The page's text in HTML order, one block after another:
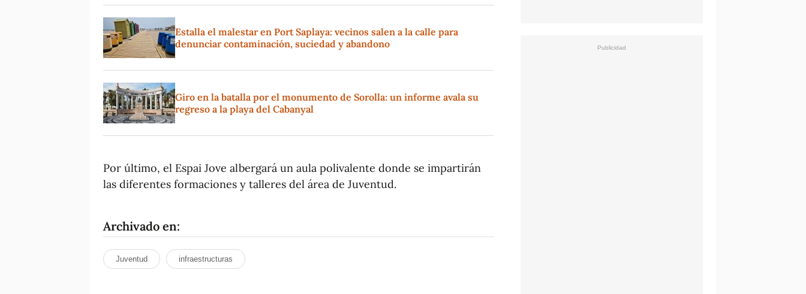
Estalla el malestar en Port Saplaya: vecinos salen a la calle para
denunciar contaminación, suciedad y abandono
Giro en la batalla por el monumento de Sorolla: un informe avala su
regreso a la playa del Cabanyal
Por último, el Espai Jove albergará un aula polivalente donde se impartirán
las diferentes formaciones y talleres del área de Juventud.
Archivado en:
Juventud infraestructuras